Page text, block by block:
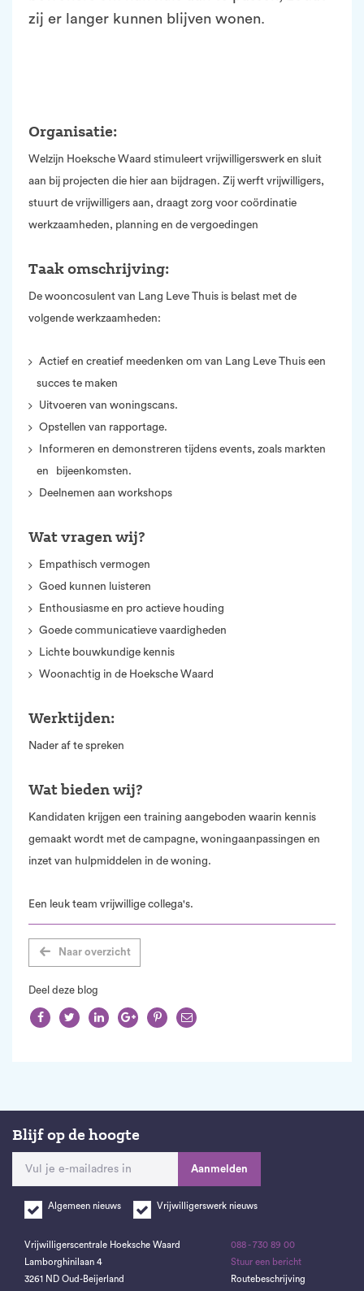
zij er langer kunnen blijven wonen.
Organisatie:
Welzijn Hoeksche Waard stimuleert vrijwilligerswerk en sluit
aan bij projecten die hier aan bijdragen. Zij werft vrijwilligers,
stuurt de vrijwilligers aan, draagt zorg voor coördinatie
werkzaamheden, planning en de vergoedingen
Taak omschrijving:
De wooncosulent van Lang Leve Thuis is belast met de
volgende werkzaamheden:
Actief en creatief meedenken om van Lang Leve Thuis een
succes te maken
Uitvoeren van woningscans.
Opstellen van rapportage.
Informeren en demonstreren tijdens events, zoals markten
en bijeenkomsten.
Deelnemen aan workshops
Wat vragen wij?
Empathisch vermogen
Goed kunnen luisteren
Enthousiasme en pro actieve houding
Goede communicatieve vaardigheden
Lichte bouwkundige kennis
Woonachtig in de Hoeksche Waard
Werktijden:
Nader af te spreken
Wat bieden wij?
Kandidaten krijgen een training aangeboden waarin kennis
gemaakt wordt met de campagne, woningaanpassingen en
inzet van hulpmiddelen in de woning.
Een leuk team vrijwillige collega's.
Naar overzicht
Deel deze blog
     
Blijf op de hoogte
Aanmelden
Algemeen nieuws Vrijwilligerswerk nieuws
Vrijwilligerscentrale Hoeksche Waard
Lamborghinilaan 4
3261 ND Oud-Beijerland
088 - 730 89 00
Stuur een bericht
Routebeschrijving